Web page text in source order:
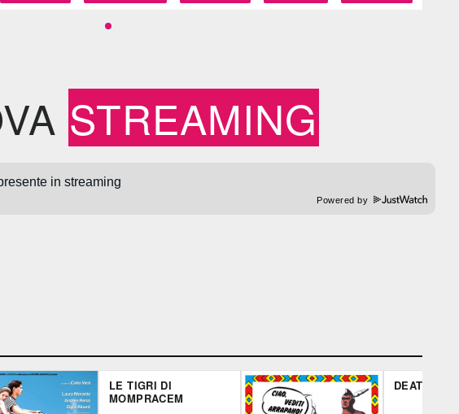
STREAMING
Powered by
LE TIGRI DI
MOMPRACEM
DEATH OF